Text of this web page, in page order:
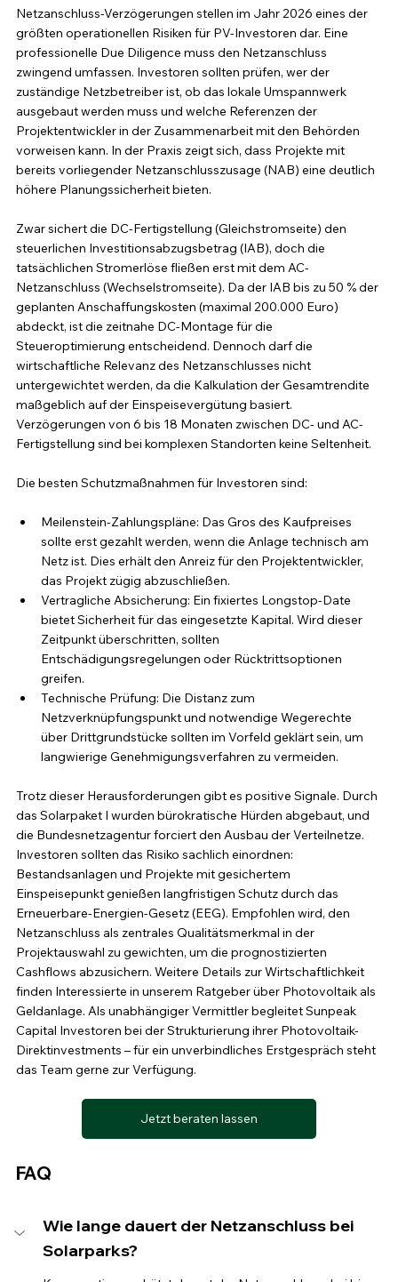
Netzanschluss-Verzögerungen stellen im Jahr 2026 eines der
größten operationellen Risiken für PV-Investoren dar. Eine
professionelle Due Diligence muss den Netzanschluss
zwingend umfassen. Investoren sollten prüfen, wer der
zuständige Netzbetreiber ist, ob das lokale Umspannwerk
ausgebaut werden muss und welche Referenzen der
Projektentwickler in der Zusammenarbeit mit den Behörden
vorweisen kann. In der Praxis zeigt sich, dass Projekte mit
bereits vorliegender Netzanschlusszusage (NAB) eine deutlich
höhere Planungssicherheit bieten.
Zwar sichert die DC-Fertigstellung (Gleichstromseite) den
steuerlichen Investitionsabzugsbetrag (IAB), doch die
tatsächlichen Stromerlöse fließen erst mit dem AC-
Netzanschluss (Wechselstromseite). Da der IAB bis zu 50 % der
geplanten Anschaffungskosten (maximal 200.000 Euro)
abdeckt, ist die zeitnahe DC-Montage für die
Steueroptimierung entscheidend. Dennoch darf die
wirtschaftliche Relevanz des Netzanschlusses nicht
untergewichtet werden, da die Kalkulation der Gesamtrendite
maßgeblich auf der Einspeisevergütung basiert.
Verzögerungen von 6 bis 18 Monaten zwischen DC- und AC-
Fertigstellung sind bei komplexen Standorten keine Seltenheit.
Die besten Schutzmaßnahmen für Investoren sind:
Meilenstein-Zahlungspläne: Das Gros des Kaufpreises
sollte erst gezahlt werden, wenn die Anlage technisch am
Netz ist. Dies erhält den Anreiz für den Projektentwickler,
das Projekt zügig abzuschließen.
Vertragliche Absicherung: Ein fixiertes Longstop-Date
bietet Sicherheit für das eingesetzte Kapital. Wird dieser
Zeitpunkt überschritten, sollten
Entschädigungsregelungen oder Rücktrittsoptionen
greifen.
Technische Prüfung: Die Distanz zum
Netzverknüpfungspunkt und notwendige Wegerechte
über Drittgrundstücke sollten im Vorfeld geklärt sein, um
langwierige Genehmigungsverfahren zu vermeiden.
Trotz dieser Herausforderungen gibt es positive Signale. Durch
das Solarpaket I wurden bürokratische Hürden abgebaut, und
die Bundesnetzagentur forciert den Ausbau der Verteilnetze.
Investoren sollten das Risiko sachlich einordnen:
Bestandsanlagen und Projekte mit gesichertem
Einspeisepunkt genießen langfristigen Schutz durch das
Erneuerbare-Energien-Gesetz (EEG). Empfohlen wird, den
Netzanschluss als zentrales Qualitätsmerkmal in der
Projektauswahl zu gewichten, um die prognostizierten
Cashflows abzusichern. Weitere Details zur Wirtschaftlichkeit
finden Interessierte in unserem Ratgeber über Photovoltaik als
Geldanlage. Als unabhängiger Vermittler begleitet Sunpeak
Capital Investoren bei der Strukturierung ihrer Photovoltaik-
Direktinvestments – für ein unverbindliches Erstgespräch steht
das Team gerne zur Verfügung.
Jetzt beraten lassen
FAQ
Wie lange dauert der Netzanschluss bei
Solarparks?